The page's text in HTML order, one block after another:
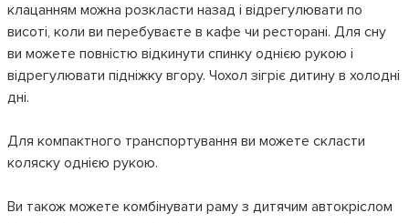
клацанням можна розкласти назад і відрегулювати по
висоті, коли ви перебуваєте в кафе чи ресторані. Для сну
ви можете повністю відкинути спинку однією рукою і
відрегулювати підніжку вгору. Чохол зігріє дитину в холодні
дні.
Для компактного транспортування ви можете скласти
коляску однією рукою.
Ви також можете комбінувати раму з дитячим автокріслом